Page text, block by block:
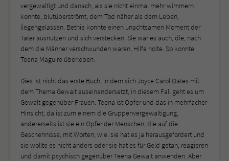
vergewaltigt und danach, als sie nicht einmal mehr wimmern
konnte, blutüberströmt, dem Tod näher als dem Leben,
liegengelassen. Bethie konnte einen unachtsamen Moment der
Täter ausnutzen und sich verstecken. Sie war es auch, die, nach
dem die Männer verschwunden waren, Hilfe holte. So konnte
Teena Maguire überleben.
Dies ist nicht das erste Buch, in dem sich Joyce Carol Oates mit
dem Thema Gewalt auseinandersetzt, in diesem Fall geht es um
Gewalt gegenüber Frauen. Teena ist Opfer und das in mehrfacher
Hinsicht, da ist zum einem die Gruppenvergewaltigung,
andererseits ist sie ein Opfer der Menschen, die auf die
Geschehnisse, mit Worten, wie: sie hat es ja herausgefordert und
sie wollte es nicht anders oder sie hat es für Geld getan, reagieren
und damit psychisch gegenüber Teena Gewalt anwenden. Aber